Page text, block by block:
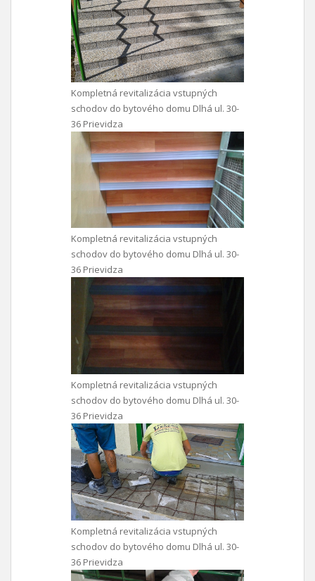
Kompletná revitalizácia vstupných
schodov do bytového domu Dlhá ul. 30-
36 Prievidza
Kompletná revitalizácia vstupných
schodov do bytového domu Dlhá ul. 30-
36 Prievidza
Kompletná revitalizácia vstupných
schodov do bytového domu Dlhá ul. 30-
36 Prievidza
Kompletná revitalizácia vstupných
schodov do bytového domu Dlhá ul. 30-
36 Prievidza